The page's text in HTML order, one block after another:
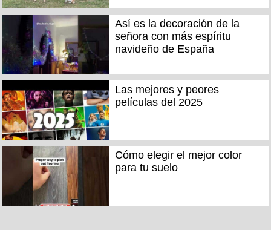
Así es la decoración de la
señora con más espíritu
navideño de España
Las mejores y peores
películas del 2025
Cómo elegir el mejor color
para tu suelo